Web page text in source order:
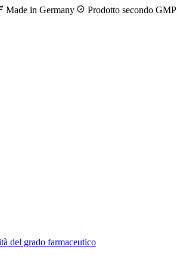
Made in Germany
Prodotto secondo GMP